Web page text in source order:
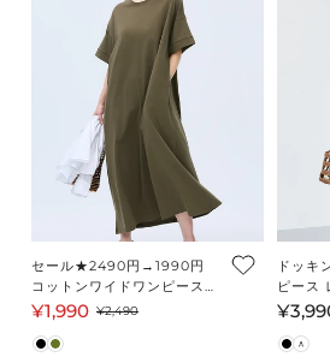
セール★2490円→1990円
コットンワイドワンピース
レディース メール便不可
¥1,990 セ
通
¥2,490
ドッキ
ピース
メール
通
常